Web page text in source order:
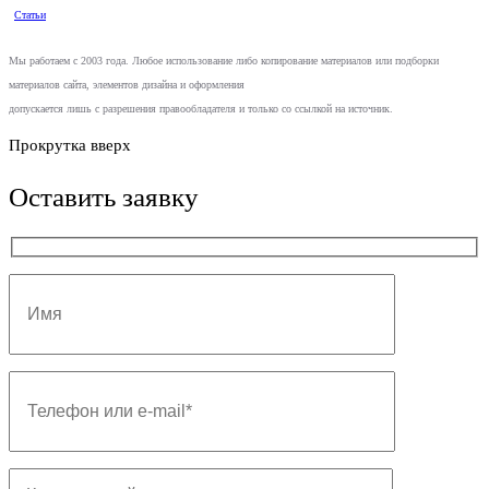
Статьи
Мы работаем с 2003 года. Любое использование либо копирование материалов или подборки
материалов сайта, элементов дизайна и оформления
допускается лишь с разрешения правообладателя и только со ссылкой на источник.
Прокрутка вверх
Оставить заявку